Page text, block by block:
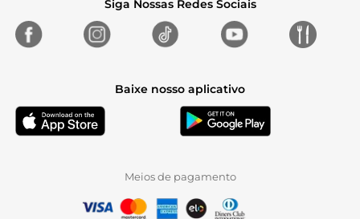
Siga Nossas Redes Sociais
Baixe nosso aplicativo
Meios de pagamento